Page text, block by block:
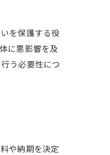
を保護する役
に悪影響を及
う必要性につ
や納期を決定